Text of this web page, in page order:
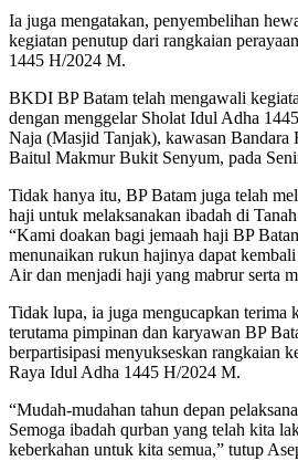
Ia juga mengatakan, penyembelihan
kegiatan penutup dari rangkaian
1445 H/2024 M.
BKDI BP Batam telah mengawali
dengan menggelar Sholat Idul Adha
Naja (Masjid Tanjak), kawasan Bandara
Baitul Makmur Bukit Senyum, pada
Tidak hanya itu, BP Batam juga telah
haji untuk melaksanakan ibadah di
“Kami doakan bagi jemaah haji BP
menunaikan rukun hajinya dapat
Air dan menjadi haji yang mabrur serta
Tidak lupa, ia juga mengucapkan terima
terutama pimpinan dan karyawan BP
berpartisipasi menyukseskan rangkaian
Raya Idul Adha 1445 H/2024 M.
“Mudah-mudahan tahun depan
Semoga ibadah qurban yang telah kita
keberkahan untuk kita semua,” tutup